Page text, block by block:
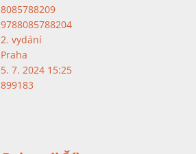
8085788209
9788085788204
2. vydání
Praha
5. 7. 2024 15:25
899183